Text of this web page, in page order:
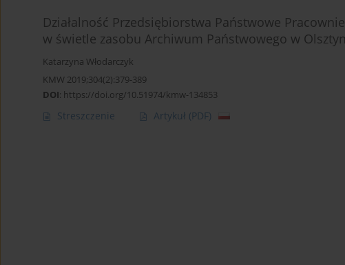
Działalność Przedsiębiorstwa Państwowe
w świetle zasobu Archiwum Państwowego w
Katarzyna Włodarczyk
KMW 2019;304(2):379-389
DOI: https://doi.org/10.51974/kmw-134853
Streszczenie Artykuł (PDF)